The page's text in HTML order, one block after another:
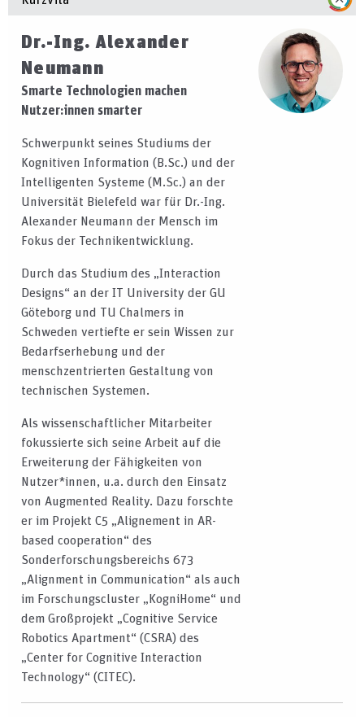
Dr.-Ing. Alexander
Neumann
Smarte Technologien machen
Nutzer:innen smarter
Schwerpunkt seines Studiums der
Kognitiven Information (B.Sc.) und der
Intelligenten Systeme (M.Sc.) an der
Universität Bielefeld war für Dr.-Ing.
Alexander Neumann der Mensch im
Fokus der Technikentwicklung.
Durch das Studium des „Interaction
Designs“ an der IT University der GU
Göteborg und TU Chalmers in
Schweden vertiefte er sein Wissen zur
Bedarfserhebung und der
menschzentrierten Gestaltung von
technischen Systemen.
Als wissenschaftlicher Mitarbeiter
fokussierte sich seine Arbeit auf die
Erweiterung der Fähigkeiten von
Nutzer*innen, u.a. durch den Einsatz
von Augmented Reality. Dazu forschte
er im Projekt C5 „Alignement in AR-
based cooperation“ des
Sonderforschungsbereichs 673
„Alignment in Communication“ als auch
im Forschungscluster „KogniHome“ und
dem Großprojekt „Cognitive Service
Robotics Apartment“ (CSRA) des
„Center for Cognitive Interaction
Technology“ (CITEC).